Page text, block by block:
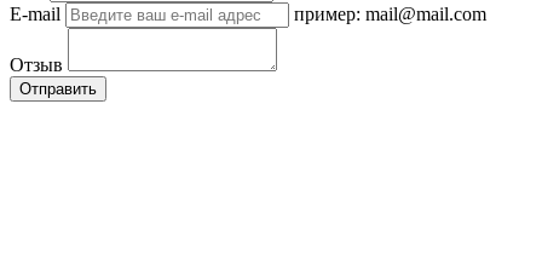
E-mail
пример: mail@mail.com
Отзыв
Отправить